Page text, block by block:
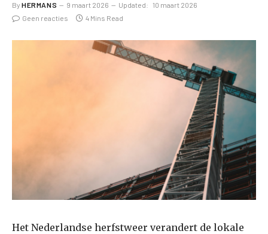
By HERMANS 9 maart 2026 Updated:
10 maart 2026
Geen reacties
4 Mins Read
Het Nederlandse herfstweer verandert de lokale